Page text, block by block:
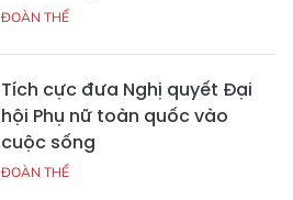
ĐOÀN THỂ
Tích cực đưa Nghị quyết Đại
hội Phụ nữ toàn quốc vào
cuộc sống
ĐOÀN THỂ